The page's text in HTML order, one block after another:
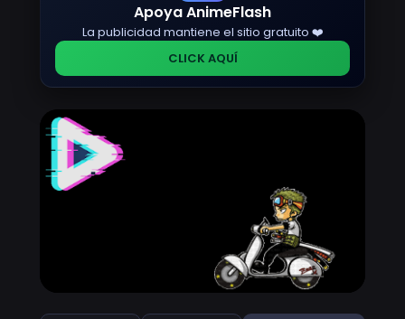
Apoya AnimeFlash
La publicidad mantiene el sitio gratuito ❤️
CLICK AQUÍ